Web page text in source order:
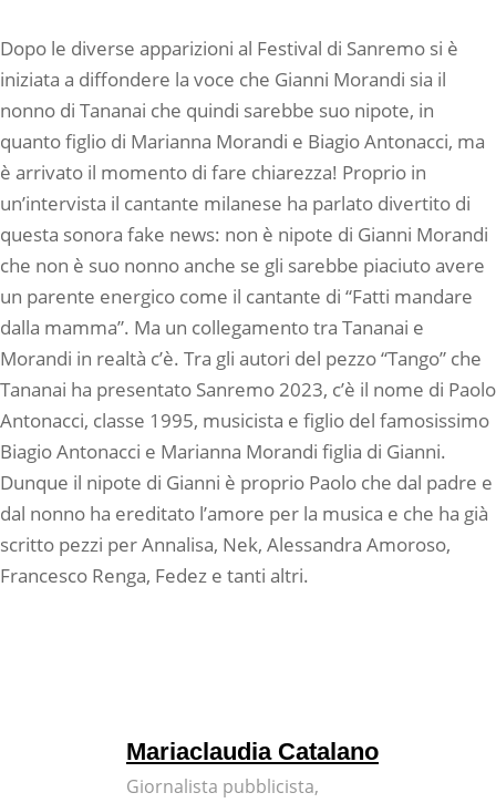
Dopo le diverse apparizioni al Festival di Sanremo si è
iniziata a diffondere la voce che Gianni Morandi sia il
nonno di Tananai che quindi sarebbe suo nipote, in
quanto figlio di Marianna Morandi e Biagio Antonacci, ma
è arrivato il momento di fare chiarezza! Proprio in
un’intervista il cantante milanese ha parlato divertito di
questa sonora fake news: non è nipote di Gianni Morandi
che non è suo nonno anche se gli sarebbe piaciuto avere
un parente energico come il cantante di “Fatti mandare
dalla mamma”. Ma un collegamento tra Tananai e
Morandi in realtà c’è. Tra gli autori del pezzo “Tango” che
Tananai ha presentato Sanremo 2023, c’è il nome di Paolo
Antonacci, classe 1995, musicista e figlio del famosissimo
Biagio Antonacci e Marianna Morandi figlia di Gianni.
Dunque il nipote di Gianni è proprio Paolo che dal padre e
dal nonno ha ereditato l’amore per la musica e che ha già
scritto pezzi per Annalisa, Nek, Alessandra Amoroso,
Francesco Renga, Fedez e tanti altri.
Mariaclaudia Catalano
Giornalista pubblicista,